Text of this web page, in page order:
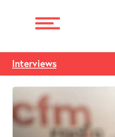
Interviews